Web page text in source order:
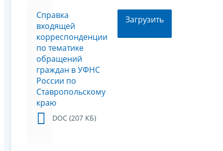
Справка
входящей
корреспонденции
по тематике
обращений
граждан в УФНС
России по
Ставропольскому
краю
DOC (207 КБ)
Загрузить